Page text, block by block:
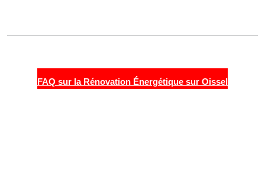
FAQ sur la Rénovation Énergétique sur Oissel